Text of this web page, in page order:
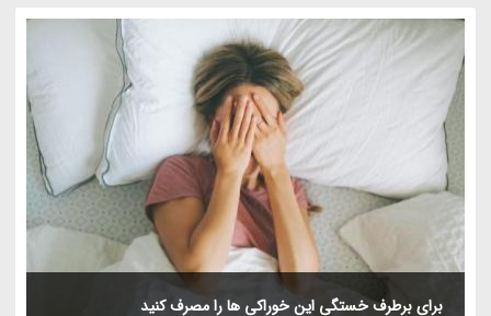
برای برطرف خستگی این خوراکی ها را مصرف کنید